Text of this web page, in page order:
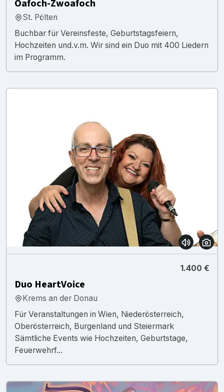
Oafoch-Zwoafoch
St. Pölten
Buchbar für Vereinsfeste, Geburtstagsfeiern,
Hochzeiten und.v.m. Wir sind ein Duo mit 400 Liedern
im Programm.
1.400 €
Duo HeartVoice
Krems an der Donau
Für Veranstaltungen in Wien, Niederösterreich,
Oberösterreich, Burgenland und Steiermark
Sämtliche Events wie Hochzeiten, Geburtstage,
Feuerwehrf...